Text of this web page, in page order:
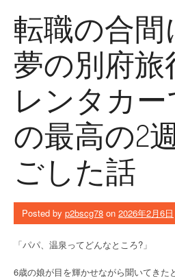
転職の合間
夢の別府旅
レンタカー
の最高の2
ごした話
Posted by p2bscg78 on 2026年2月6日
「パパ、温泉ってどんなところ?」
6歳の娘が目を輝かせながら聞いてきた